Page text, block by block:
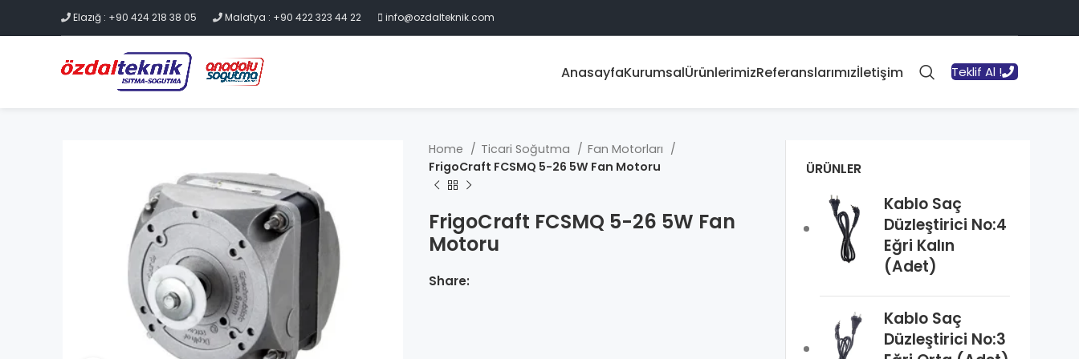
Elazığ : +90 424 218 38 05 Malatya : +90 422 323 44 22 info@ozdalteknik.com
AnasayfaKurumsalÜrünlerimizReferanslarımızİletişim Teklif Al !
Home Ticari Soğutma
Fan Motorları
FrigoCraft FCSMQ 5-26 5W Fan Motoru
FrigoCraft FCSMQ 5-26 5W Fan
Motoru
Share:
ÜRÜNLER
Kablo Saç
Düzleştirici No:4
Eğri Kalın
(Adet)
Kablo Saç
Düzleştirici No:3